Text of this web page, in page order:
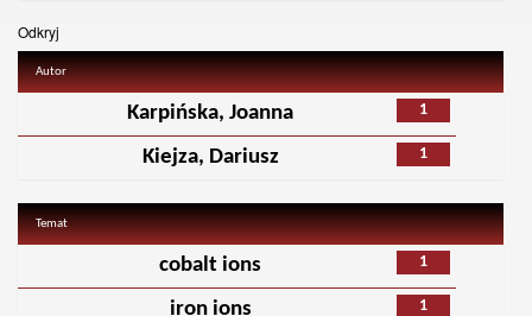
Odkryj
Autor
1
Karpińska, Joanna
1
Kiejza, Dariusz
Temat
1
cobalt ions
1
iron ions